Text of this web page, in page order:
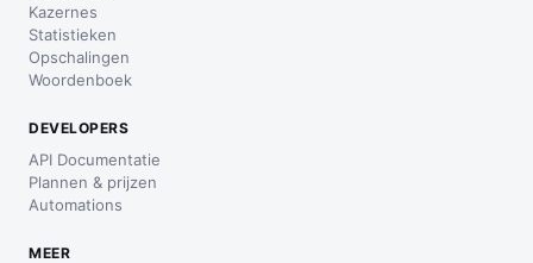
Kazernes
Statistieken
Opschalingen
Woordenboek
DEVELOPERS
API Documentatie
Plannen & prijzen
Automations
MEER